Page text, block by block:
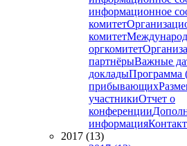
информационное
комитет
комитет
оргкомитет
партнёрыВажные
докладыПрограмма
прибывающих
участникиОтчет о
конференции
информация
2017 (13)